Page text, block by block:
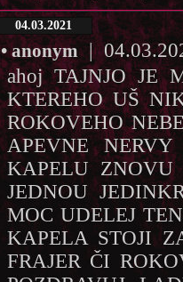
04.03.2021
• anonym|
ahoj TAJNJO JE
KTEREHO UŠ
ROKOVEHO
APEVNE
KAPELU ZNOVU
JEDNOU
MOC UDELEJ
KAPELA STOJI
FRAJER ČI